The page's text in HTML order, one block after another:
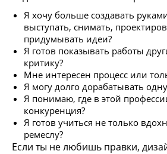
Я хочу больше создавать
выступать, снимать,
придумывать идеи?
Я готов показывать работы
критику?
Мне интересен процесс или
Я могу долго дорабатывать
Я понимаю, где в этой
конкуренция?
Я готов учиться не только
ремеслу?
Если ты не любишь правки,